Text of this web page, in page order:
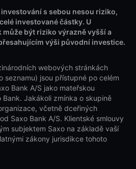
s sebou nesou riziko,
investované částky. U
být riziko výrazně vyšší a
výši původní investice.
webových stránkách
seznamu) jsou přístupné po celém
Bank A/S jako mateřskou
Jakákoli zmínka o skupině
včetně dceřiných
Saxo Bank A/S. Klientské smlouvy
subjektem Saxo na základě vaší
zákony jurisdikce tohoto